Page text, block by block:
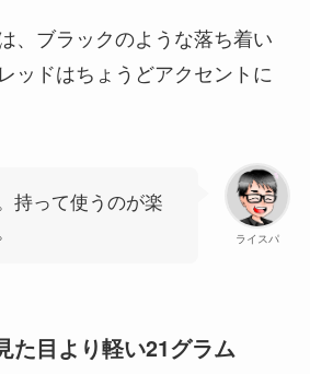
、ブラックのような落ち着い
ッドはちょうどアクセントに
ライスパ
持って使うのが楽
た目より軽い21グラム